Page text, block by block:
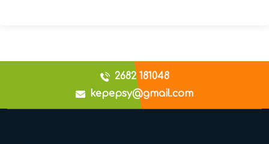
2682 181048
kepepsy@gmail.com